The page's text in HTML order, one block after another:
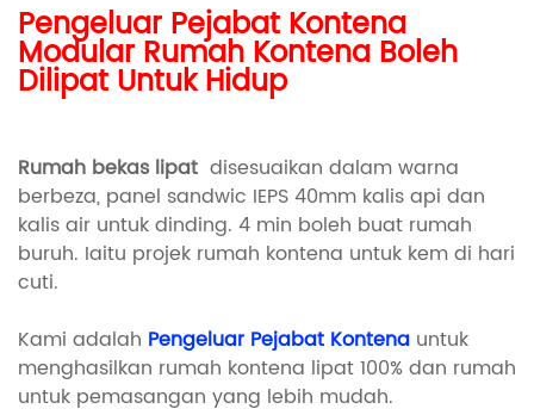
Pengeluar Pejabat Kontena
Modular Rumah Kontena Boleh
Dilipat Untuk Hidup
Rumah bekas lipat disesuaikan dalam warna
berbeza, panel sandwic IEPS 40mm kalis api dan
kalis air untuk dinding. 4 min boleh buat rumah
buruh. Iaitu projek rumah kontena untuk kem di hari
cuti.
Kami adalah Pengeluar Pejabat Kontena untuk
menghasilkan rumah kontena lipat 100% dan rumah
untuk pemasangan yang lebih mudah.